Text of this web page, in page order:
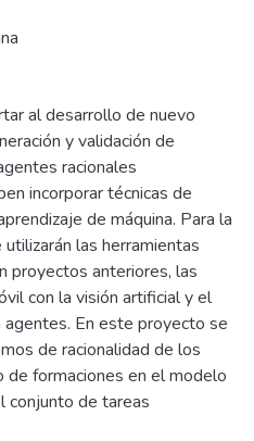
al desarrollo de nuevo
y validación de
racionales
incorporar técnicas de
de máquina. Para la
las herramientas
proyectos anteriores, las
con la visión artificial y el
En este proyecto se
de racionalidad de los
de formaciones en el modelo
conjunto de tareas